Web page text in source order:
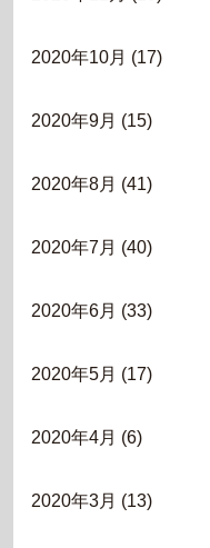
2020年10月 (17)
2020年9月 (15)
2020年8月 (41)
2020年7月 (40)
2020年6月 (33)
2020年5月 (17)
2020年4月 (6)
2020年3月 (13)